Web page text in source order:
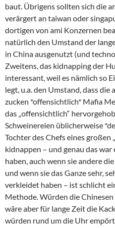
baut. Übrigens sollten sich die
verärgert an taiwan oder
dortigen von ami Konzernen
natürlich den Umstand der
in China ausgenutzt (und
Zweitens, das kidnapping der
interessant, weil es nämlich so
legt, u.a. den Umstand, dass
zucken *offensichtlich* Mafia
das „offensichtlich“
Schweinereien üblicherweise
Tochter des Chefs eines großen
kidnappen – und genau das war
haben, auch wenn sie andere
und wenn sie das Ganze sehr,
verkleidet haben – ist schlicht
Methode. Würden die Chinesen
wäre aber für lange Zeit die
würden rund um die Uhr